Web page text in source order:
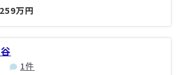
万円
1件